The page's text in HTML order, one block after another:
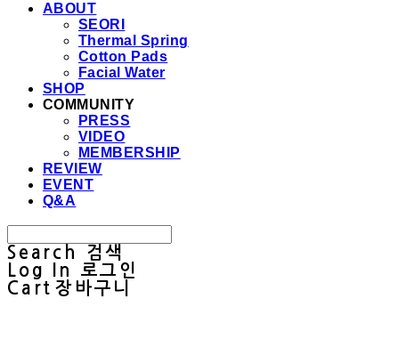
ABOUT
SEORI
Thermal Spring
Cotton Pads
Facial Water
SHOP
COMMUNITY
PRESS
VIDEO
MEMBERSHIP
REVIEW
EVENT
Q&A
Search
검색
Log In
로그인
Cart 장바구니